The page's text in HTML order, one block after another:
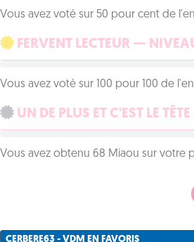
Vous avez voté sur 50 pour cent de
FERVENT LECTEUR —
Vous avez voté sur 100 pour 100 de
UN DE PLUS ET C'EST LE
Vous avez obtenu 68 Miaou sur votre
CERBERE63 - VDM EN FAVORIS